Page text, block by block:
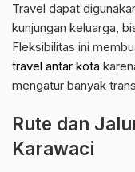
Travel dapat
kunjungan keluarga,
Fleksibilitas ini
travel antar kota
mengatur banyak
Rute dan
Karawaci